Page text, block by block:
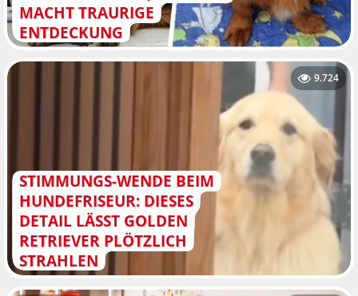
CHT TRAURIGE EN
TDECKUNG
STIMMUNGS-WENDE BEIM
HUNDEFRISEUR: DIESES
DETAIL LÄSST GOLDEN
RETRIEVER PLÖTZLICH
STRAHLEN
9.724